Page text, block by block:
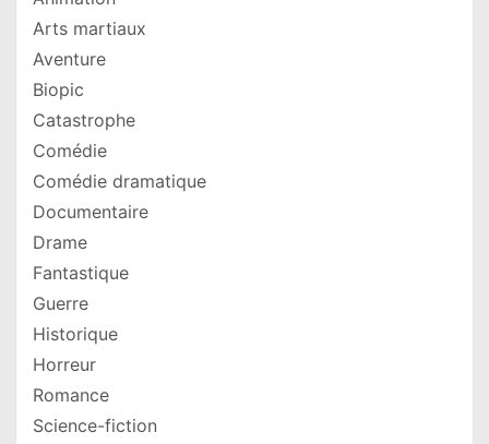
Arts martiaux
Aventure
Biopic
Catastrophe
Comédie
Comédie dramatique
Documentaire
Drame
Fantastique
Guerre
Historique
Horreur
Romance
Science-fiction